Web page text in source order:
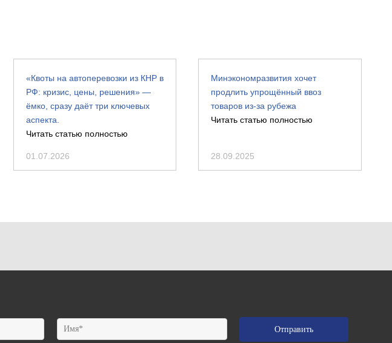
«Квоты на автоперевозки из КНР в
РФ: кризис, цены, решения» —
ёмко, сразу даёт три ключевых
аспекта.
Читать статью полностью
01.07.2026
Минэкономразвития хочет
продлить упрощённый ввоз
товаров из-за рубежа
Читать статью полностью
28.09.2025